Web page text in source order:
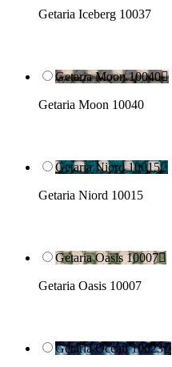
Getaria Iceberg 10037
Getaria Moon 10040
Getaria Moon 10040
Getaria Niord 10015
Getaria Niord 10015
Getaria Oasis 10007
Getaria Oasis 10007
Getaria Ocean 10023